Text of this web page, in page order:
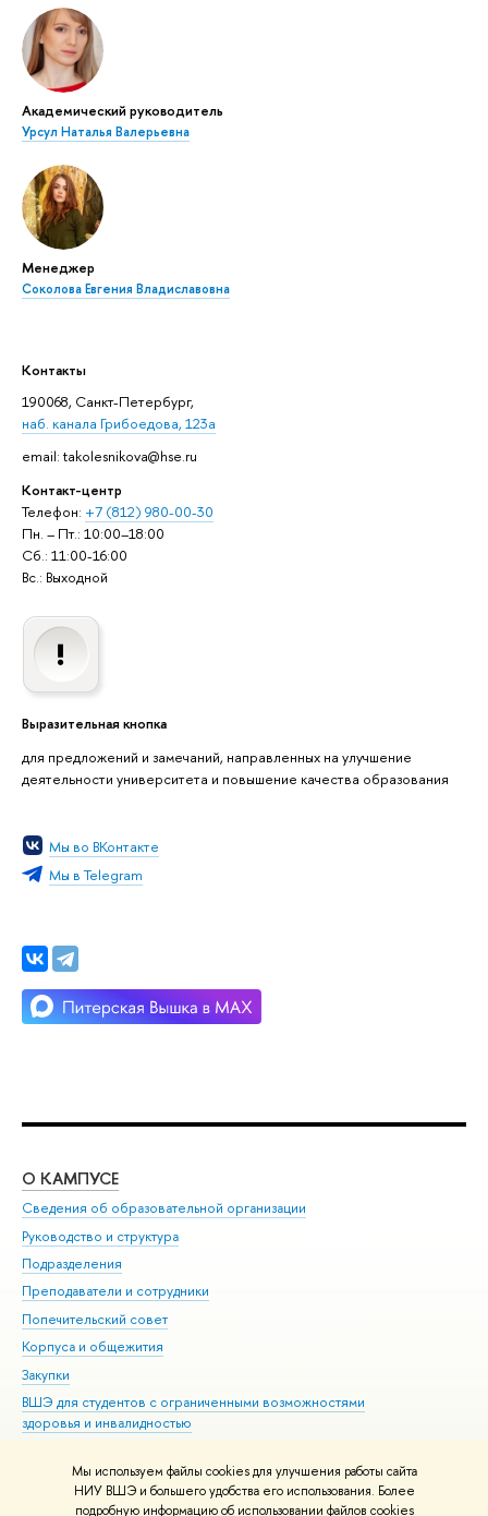
Мы используем файлы cookies для улучшения работы сайта
НИУ ВШЭ и большего удобства его использования. Более
подробную информацию об использовании файлов cookies
Академический руководитель
Урсул Наталья Валерьевна
Менеджер
Соколова Евгения Владиславовна
Контакты
190068, Санкт-Петербург,
наб. канала Грибоедова, 123а
email: takolesnikova@hse.ru
Контакт-центр
Телефон: +7 (812) 980-00-30
Пн. – Пт.: 10:00–18:00
Сб.: 11:00-16:00
Вс.: Выходной
Выразительная кнопка
для предложений и замечаний, направленных на улучшение
деятельности университета и повышение качества образования
Мы во ВКонтакте
Мы в Telegram
О КАМПУСЕ
Сведения об образовательной организации
Руководство и структура
Подразделения
Преподаватели и сотрудники
Попечительский совет
Корпуса и общежития
Закупки
ВШЭ для студентов с ограниченными возможностями
здоровья и инвалидностью
Единая платежная страница